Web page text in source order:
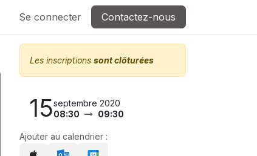
Se connecter Contactez-nous
Les inscriptions sont clôturées
15septembre 2020
08:30
09:30
Ajouter au calendrier :